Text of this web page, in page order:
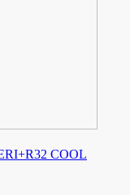
COOL